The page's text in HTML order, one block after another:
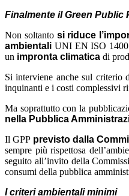
Finalmente il Green Public
Non soltanto si riduce
ambientali UNI EN ISO
un impronta climatica di
Si interviene anche sul criterio
inquinanti e i costi complessivi
Ma soprattutto con la
nella Pubblica
Il GPP previsto dalla
sempre più rispettosa
seguito all’invito della
consumi della pubblica
I criteri ambientali minimi